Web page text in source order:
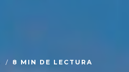
8 MIN DE LECTURA